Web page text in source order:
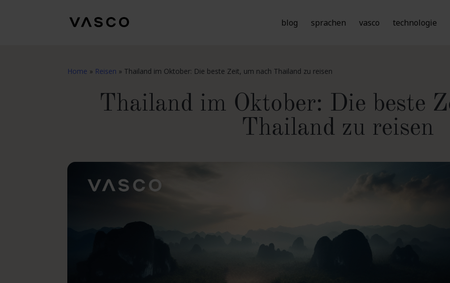
blog sprachen vasco technologie
Home » Reisen » Thailand im Oktober: Die beste Zeit, um nach Thailand zu reisen
Thailand im Oktober: Die beste
Thailand zu reisen